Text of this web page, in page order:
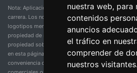
nuestra web, para
contenidos
anuncios
el tráfico en
comprender de
nuestros visitantes.
Nota: Aplicación y web no oficial y no relacionada
carrera. Los nombres de equipos, competiciones,
logotipos mencionados en esta página de
propiedad de sus respectivos dueños. No
propiedad sobre estas marcas comerciales. Toda
en esta página se presenta únicamente con fines
conveniencia de nuestros usuarios. Cualquier uso